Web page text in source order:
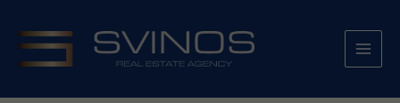
περιεχόμενο